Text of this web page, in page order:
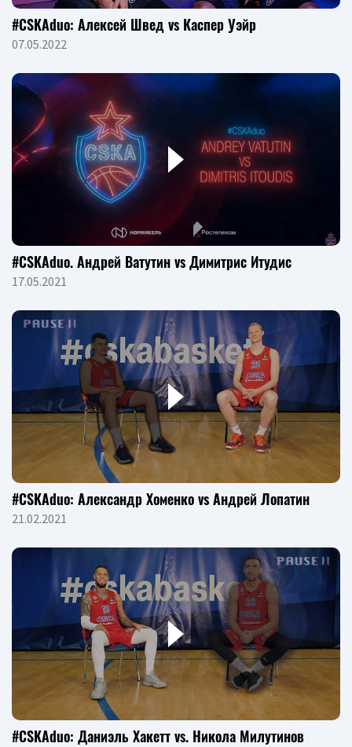
#CSKAduo: Алексей Швед vs Каспер Уэйр
07.05.2022
#CSKAduo. Андрей Ватутин vs Димитрис Итудис
17.05.2021
#CSKAduo: Александр Хоменко vs Андрей Лопатин
21.02.2021
#CSKAduo: Даниэль Хакетт vs. Никола Милутинов